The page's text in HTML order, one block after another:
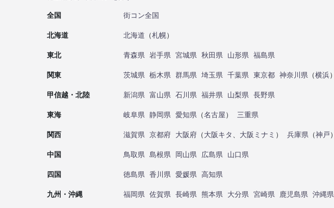
全国 街コン全国
北海道 北海道 （札幌）
東北 青森県 岩手県 宮城県 秋田県 山形県 福島県
関東 茨城県 栃木県 群馬県 埼玉県 千葉県 東京都 神奈川県 （横浜）
甲信越・北陸 新潟県 富山県 石川県 福井県 山梨県 長野県
東海 岐阜県 静岡県 愛知県 （名古屋） 三重県
関西 滋賀県 京都府 大阪府 （大阪キタ 大阪ミナミ ） 兵庫県 （神戸）
中国 鳥取県 島根県 岡山県 広島県 山口県
四国 徳島県 香川県 愛媛県 高知県
九州・沖縄 福岡県 佐賀県 長崎県 熊本県 大分県 宮崎県 鹿児島県 沖縄県